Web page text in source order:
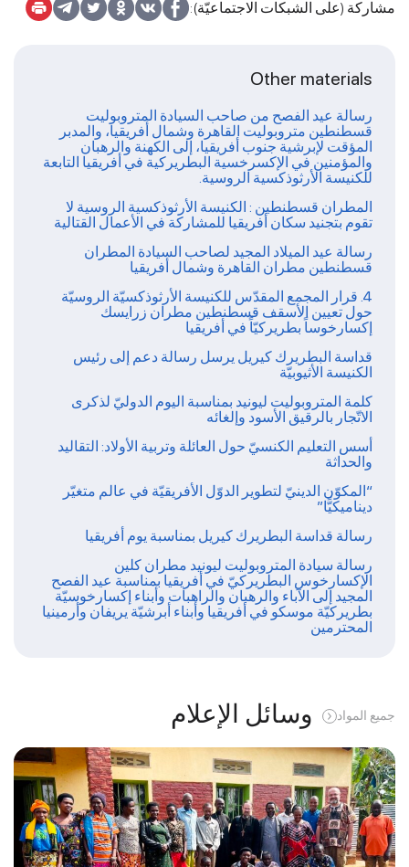
مشاركة (على الشبكات الاجتماعيّة):
Other materials
رسالة عيد الفصح من صاحب السيادة المتروبوليت
قسطنطين متروبوليت القاهرة وشمال أفريقيا، والمدبر
المؤقت لإبرشية جنوب أفريقيا، إلى الكهنة والرهبان
والمؤمنين في الإكسرخسية البطريركية في أفريقيا التابعة
للكنيسة الأرثوذكسية الروسية.
المطران قسطنطين : الكنيسة الأرثوذكسية الروسية لا
تقوم بتجنيد سكان أفريقيا للمشاركة في الأعمال القتالية
رسالة عيد الميلاد المجيد لصاحب السيادة المطران
قسطنطين مطران القاهرة وشمال أفريقيا
4. قرار المجمع المقدّس للكنيسة الأرثوذكسيّة الروسيّة
حول تعيين الأسقف قسطنطين مطران زرايسك
إكسارخوساً بطريركيّاً في أفريقيا
قداسة البطريرك كيريل يرسل رسالة دعم إلى رئيس
الكنيسة الأثيوبيّة
كلمة المتروبوليت ليونيد بمناسبة اليوم الدوليّ لذكرى
الاتّجار بالرقيق الأسود وإلغائه
أسس التعليم الكنسيّ حول العائلة وتربية الأولاد: التقاليد
والحداثة
“المكوّن الدينيّ لتطوير الدوّل الأفريقيّة في عالم متغيّر
ديناميكيًّا”
رسالة قداسة البطريرك كيريل بمناسبة يوم أفريقيا
رسالة سيادة المتروبوليت ليونيد مطران كلين
الإكسارخوس البطريركيّ في أفريقيا بمناسبة عيد الفصح
المجيد إلى الآباء والرهبان والراهبات وأبناء إكسارخوسيّة
بطريركيّة موسكو في أفريقيا وأبناء أبرشيّة يريفان وأرمينيا
المحترمين
وسائل الإعلام جميع المواد